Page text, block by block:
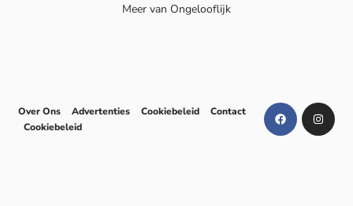
Meer van Ongelooflijk
Over Ons Advertenties Cookiebeleid
Contact
Cookiebeleid